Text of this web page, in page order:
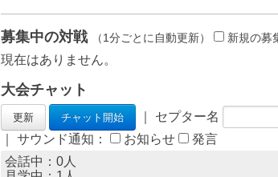
募集中の対戦 （1分ごとに自動更新） 新規の募
現在はありません。
大会チャット
｜ セプター名
｜ サウンド通知：
お知らせ
発言
会話中：0人